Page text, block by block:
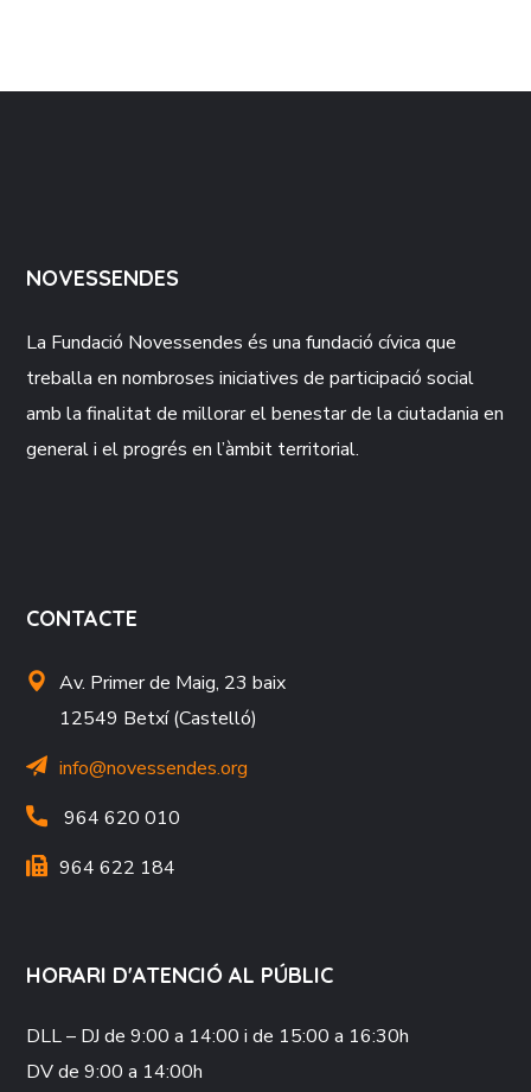
NOVESSENDES
La Fundació Novessendes és una fundació cívica que
treballa en nombroses iniciatives de participació social
amb la finalitat de millorar el benestar de la ciutadania en
general i el progrés en l’àmbit territorial.
CONTACTE
Av. Primer de Maig, 23 baix
12549 Betxí (Castelló)
info@novessendes.org
964 620 010
964 622 184
HORARI D'ATENCIÓ AL PÚBLIC
DLL – DJde 9:00 a 14:00 i de 15:00 a 16:30h
DVde 9:00 a 14:00h